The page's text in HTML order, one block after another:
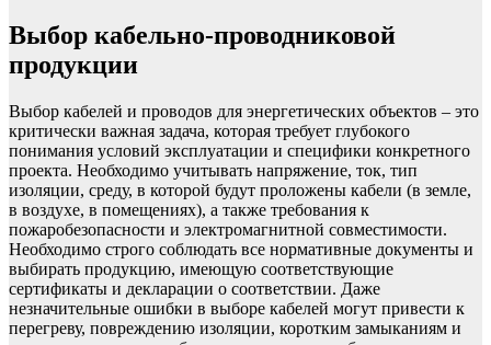
Выбор кабельно-проводниковой
продукции
Выбор кабелей и проводов для энергетических объектов – это
критически важная задача, которая требует глубокого
понимания условий эксплуатации и специфики конкретного
проекта. Необходимо учитывать напряжение, ток, тип
изоляции, среду, в которой будут проложены кабели (в земле,
в воздухе, в помещениях), а также требования к
пожаробезопасности и электромагнитной совместимости.
Необходимо строго соблюдать все нормативные документы и
выбирать продукцию, имеющую соответствующие
сертификаты и декларации о соответствии. Даже
незначительные ошибки в выборе кабелей могут привести к
перегреву, повреждению изоляции, коротким замыканиям и